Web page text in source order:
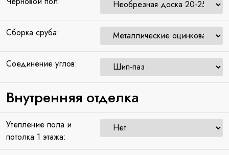
Сборка сруба:
Соединение углов:
Внутренняя отделка
Утепление пола и
потолка 1 этажа: